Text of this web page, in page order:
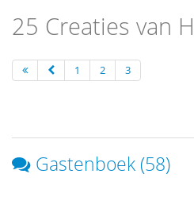
25 Creaties van
1 2 3
Gastenboek (58)